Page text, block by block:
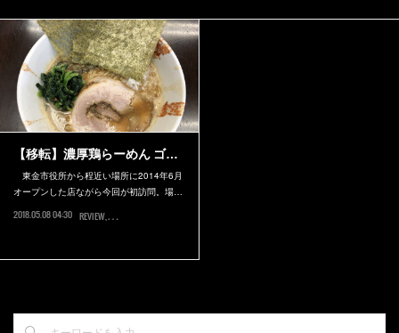
【移転】濃厚鶏らーめん ゴ…
東金市役所から程近い場所に2014年6月
オープンした店ながら今回が初訪問。場…
2018.05.08 04:30 REVIEW 東金市